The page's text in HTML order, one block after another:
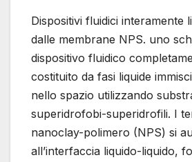
Dispositivi fluidici interamente
dalle membrane NPS. uno
dispositivo fluidico
costituito da fasi liquide
nello spazio utilizzando
superidrofobi-superidrofili. I
nanoclay-polimero (NPS) si
all’interfaccia liquido-liquido,